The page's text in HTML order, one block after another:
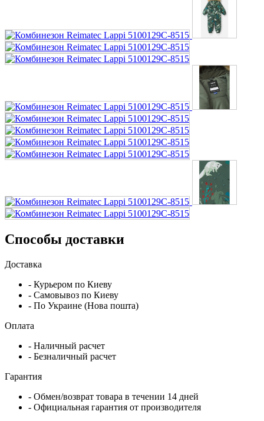
Способы доставки
Доставка
- Курьером по Киеву
- Самовывоз по Киеву
- По Украине (Нова пошта)
Оплата
- Наличный расчет
- Безналичный расчет
Гарантия
- Обмен/возврат товара в течении 14 дней
- Официальная гарантия от производителя